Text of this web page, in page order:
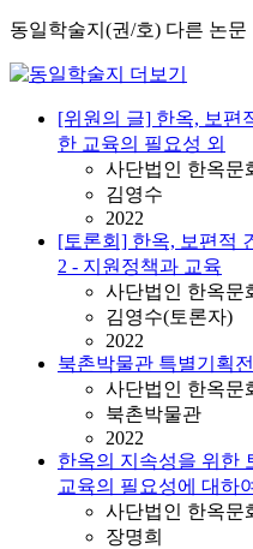
동일학술지(권/호) 다른 논문
[위원의 글] 한옥, 보편
한 교육의 필요성 외
사단법인 한옥문
김영수
2022
[토론회] 한옥, 보편적
2 - 지원정책과 교육
사단법인 한옥문
김영수(토론자)
2022
북촌박물관 특별기획
사단법인 한옥문
북촌박물관
2022
한옥의 지속성을 위한
교육의 필요성에 대하
사단법인 한옥문
장명희